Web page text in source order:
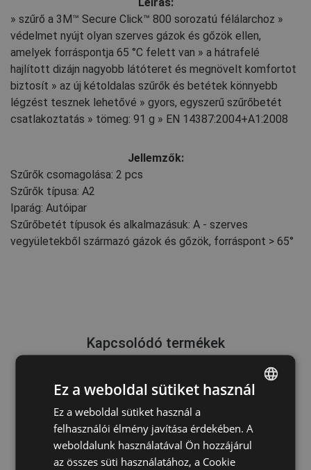
» szűrő a 3M™ Secure Click™ 800 sorozatú félálarchoz »
védelmet nyújt olyan szerves gázok és gőzök ellen,
amelyek forráspontja 65 °C felett van » a hátrafelé
hajlított dizájn nagyobb látóteret és megnövelt komfortot
biztosít » az új kétoldalas szűrők és betétek könnyebb
légzést tesznek lehetővé » gyors, egyszerű szűrőbetét
csatlakoztatás » tömeg: 91 g » EN 14387:2004+A1:2008
Jellemzők:
Szűrők csomagolása: 2 pcs
Szűrők típusa: A2
Iparág: Autóipar
Szűrőbetét típusok és alkalmazásuk: A - szerves
vegyületekből származó gázok és gőzök, forráspont > 65°
Kapcsolódó termékek
3M Secure Click HF-800SD
félálarc
07020077
CZECH
HUNGARIAN
Ez a weboldal sütiket használ
Ez a weboldal sütiket használ a
felhasználói élmény javítása érdekében. A
weboldalunk használatával Ön hozzájárul
az összes süti használatához, a Cookie